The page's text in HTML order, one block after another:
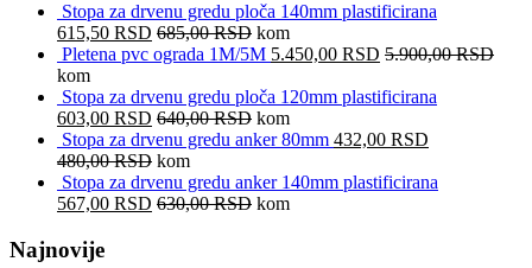
Stopa za drvenu gredu ploča 140mm plastificirana
615,50 RSD 685,00RSD kom
Pletena pvc ograda 1M/5M 5.450,00 RSD 5.900,00RSD
kom
Stopa za drvenu gredu ploča 120mm plastificirana
603,00 RSD 640,00RSD kom
Stopa za drvenu gredu anker 80mm 432,00 RSD
480,00RSD kom
Stopa za drvenu gredu anker 140mm plastificirana
567,00 RSD 630,00RSD kom
Najnovije